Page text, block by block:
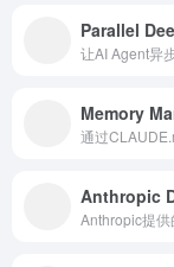
Parallel
让AI Agent异
Memory
Anthropic